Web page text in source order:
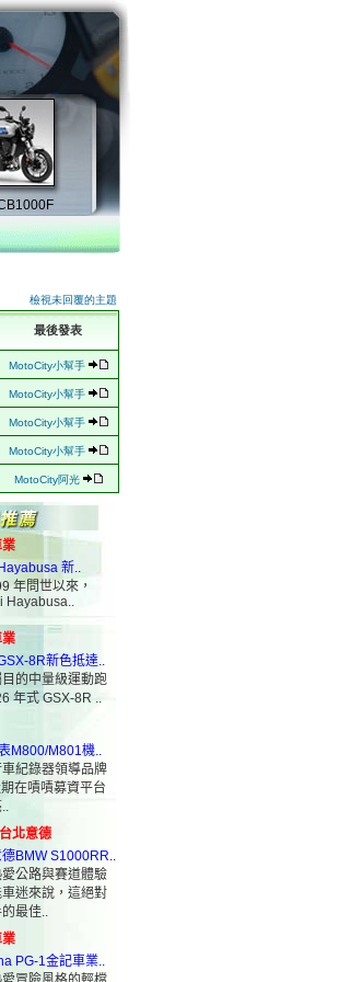
檢視未回覆的主題
最後發表
MotoCity小幫手
MotoCity小幫手
MotoCity小幫手
MotoCity小幫手
MotoCity阿光